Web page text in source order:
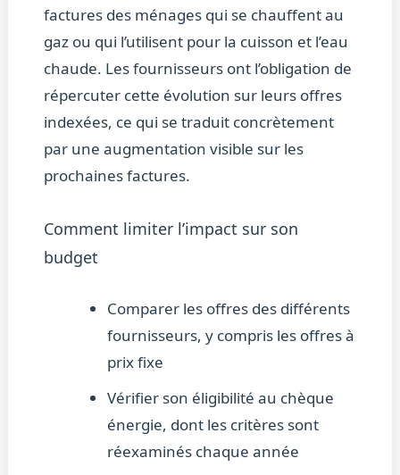
factures des ménages qui se chauffent au
gaz ou qui l’utilisent pour la cuisson et l’eau
chaude. Les fournisseurs ont l’obligation de
répercuter cette évolution sur leurs offres
indexées, ce qui se traduit concrètement
par une augmentation visible sur les
prochaines factures.
Comment limiter l’impact sur son
budget
Comparer les offres des différents
fournisseurs, y compris les offres à
prix fixe
Vérifier son éligibilité au chèque
énergie, dont les critères sont
réexaminés chaque année